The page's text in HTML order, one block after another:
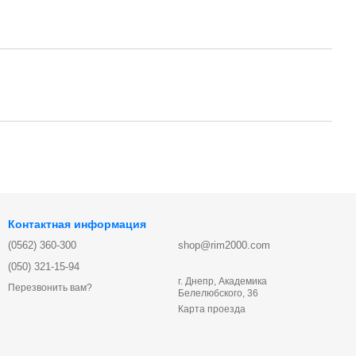
Контактная информация
(0562) 360-300
(050) 321-15-94
Перезвонить вам?
shop@rim2000.com
г. Днепр, Академика
Белелюбского, 36
Карта проезда